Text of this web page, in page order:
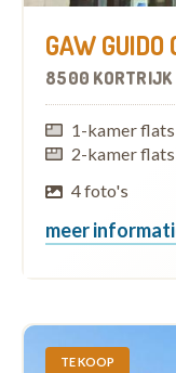
GAW
8500 KORTRIJK
1-kamer
2-kamer
4 foto's
meer
TE KOOP